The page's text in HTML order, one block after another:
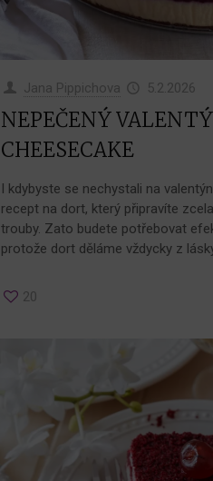
Jana Pippichova 5.2.2026
NEPEČENÝ
CHEESECAKE
I kdybyste se nechystali na
recept na dort, který připravíte
trouby. Zato budete potřebovat
protože dort děláme vždycky z
20